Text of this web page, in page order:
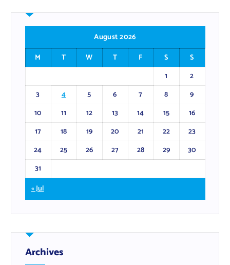
August 2026
M
T W T F S
S
1
2
3
4 5 6 7 8
9
10
11 12 13 14 15
16
17
18 19 20 21 22
23
24
25 26 27 28 29
30
31
« Jul
Archives